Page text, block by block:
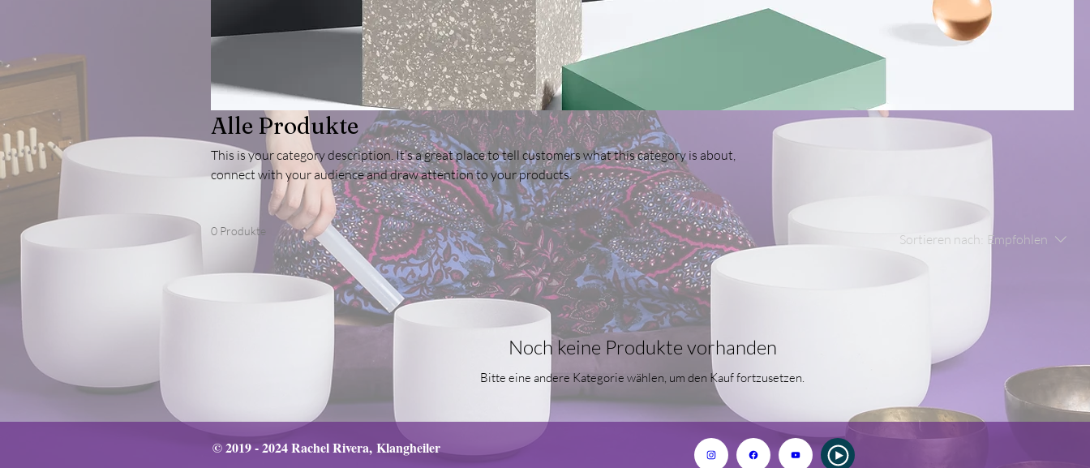
Alle Produkte
This is your category description. It’s a great place to tell customers what this category is about,
connect with your audience and draw attention to your products.
0 Produkte
Sortieren nach: Empfohlen
Noch keine Produkte vorhanden
Bitte eine andere Kategorie wählen, um den Kauf fortzusetzen.
© 2019 - 2024 Rachel Rivera, Klangheiler